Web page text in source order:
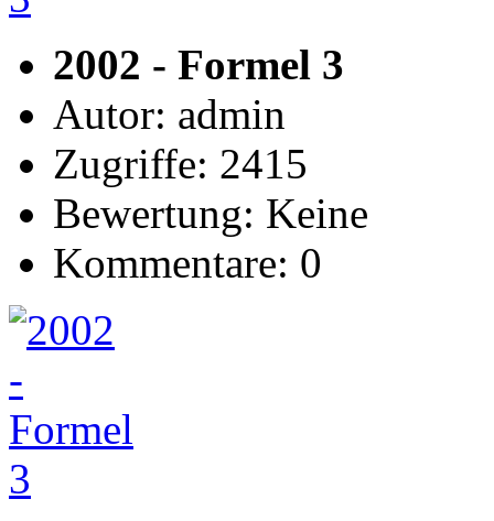
2002 - Formel 3
Autor: admin
Zugriffe: 2415
Bewertung: Keine
Kommentare: 0